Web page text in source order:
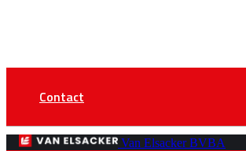
Contact
Van Elsacker BVBA